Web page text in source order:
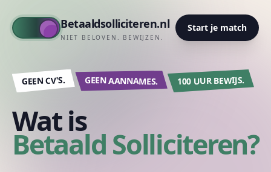
Betaaldsolliciteren.nl
NIET BELOVEN. BEWIJZEN.
Start je match
GEEN CV'S. GEEN AANNAMES. 100 UUR BEWIJS.
Wat is
Betaald Solliciteren?